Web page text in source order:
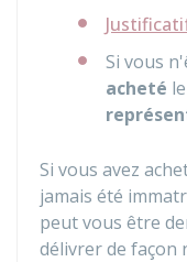
Si vous
acheté
Si vous avez
jamais été
peut vous être
délivrer de façon